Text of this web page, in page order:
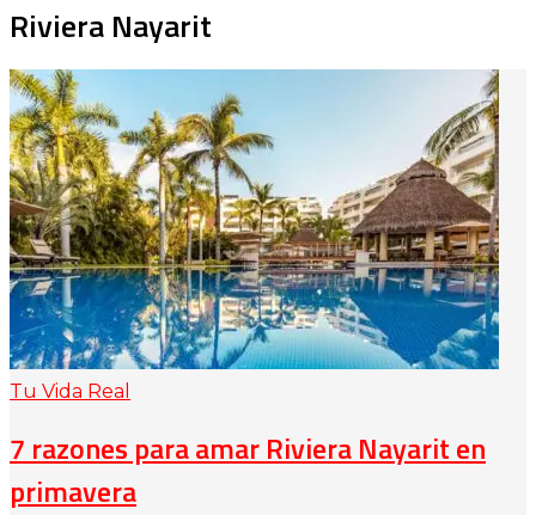
Riviera Nayarit
Tu Vida Real
7 razones para amar Riviera Nayarit en
primavera